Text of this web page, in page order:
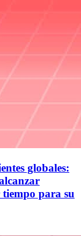
globales:
tiempo para su